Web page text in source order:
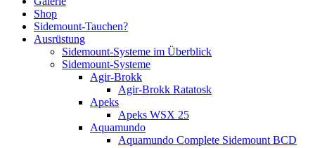
Shop
Sidemount-Tauchen?
Ausrüstung
Sidemount-Systeme im Überblick
Sidemount-Systeme
Agir-Brokk
Agir-Brokk Ratatosk
Apeks
Apeks WSX 25
Aquamundo
Aquamundo Complete Sidemount BCD